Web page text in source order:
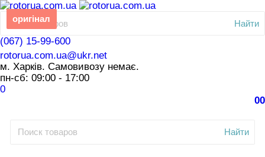
Найти
(067) 15-99-600
rotorua.com.ua@ukr.net
м. Харків. Самовивозу немає.
пн-сб: 09:00 - 17:00
0
00
Найти
оригінал